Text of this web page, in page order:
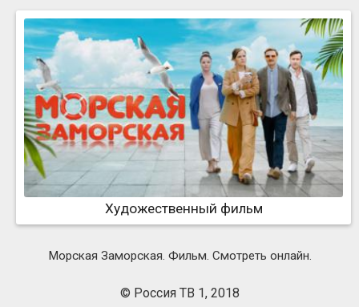
Художественный фильм
Морская Заморская. Фильм. Смотреть онлайн.
© Россия ТВ 1, 2018